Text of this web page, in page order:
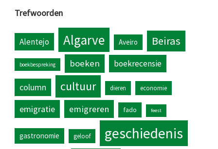
Trefwoorden
Alentejo Algarve Aveiro Beiras
boekbespreking boeken boekrecensie
column cultuur dieren economie
emigratie emigreren fado feest
gastronomie geloof geschiedenis